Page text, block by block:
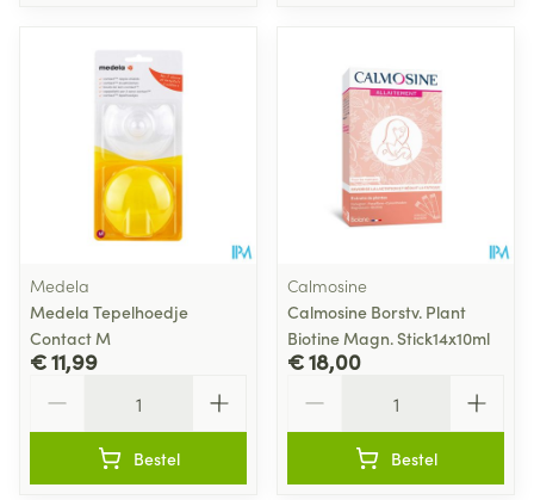
Medela
Medela Tepelhoedje
Contact M
€ 11,99
Bestel
Calmosine
Calmosine Borstv. Plant
Biotine Magn. Stick14x10ml
€ 18,00
Bestel